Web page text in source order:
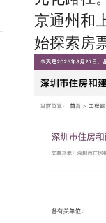
京通州和
始探索房